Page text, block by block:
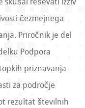
čezmejnega
Priročnik je del
Podpora
priznavanja
za področje
rezultat številnih